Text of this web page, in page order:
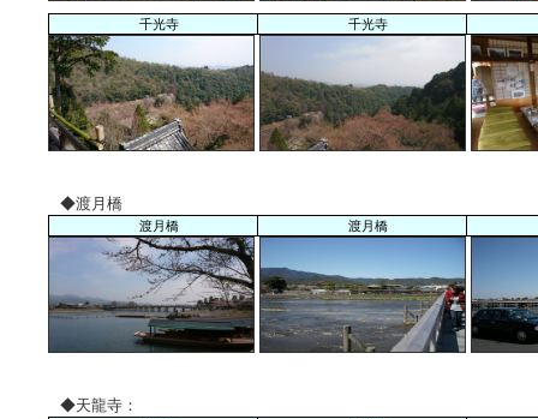
千光寺 千光寺
◆渡月橋
渡月橋 渡月橋
◆天龍寺：